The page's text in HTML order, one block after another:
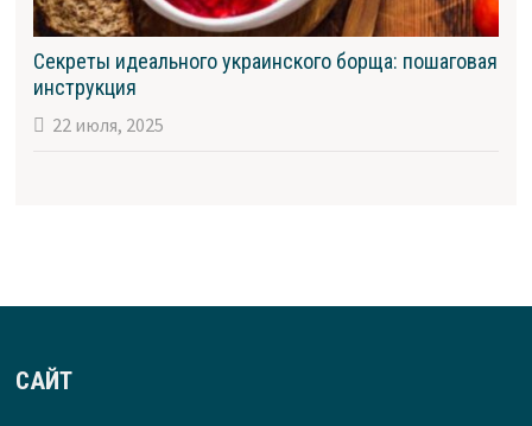
Секреты идеального украинского борща: пошаговая
инструкция
22 июля, 2025
САЙТ